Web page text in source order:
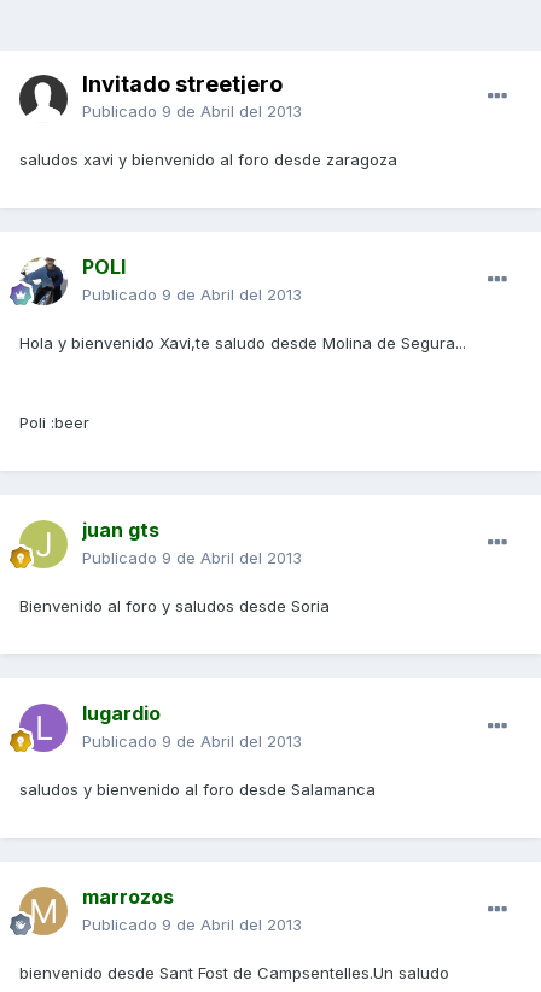
Invitado streetjero
Publicado 9 de Abril del 2013
saludos xavi y bienvenido al foro desde zaragoza
POLI
Publicado 9 de Abril del 2013
Hola y bienvenido Xavi,te saludo desde Molina de Segura...
Poli :beer
juan gts
Publicado 9 de Abril del 2013
Bienvenido al foro y saludos desde Soria
lugardio
Publicado 9 de Abril del 2013
saludos y bienvenido al foro desde Salamanca
marrozos
Publicado 9 de Abril del 2013
bienvenido desde Sant Fost de Campsentelles.Un saludo